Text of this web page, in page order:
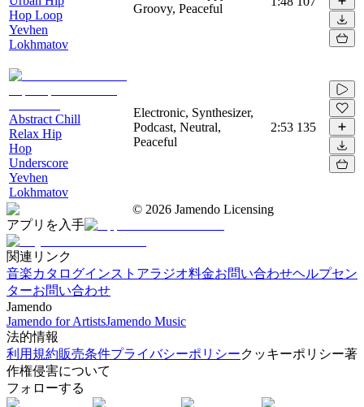
Hop Loop
Yevhen
Lokhmatov
Groovy, Peaceful
Abstract Chill
Relax Hip
Hop
Underscore
Yevhen
Lokhmatov
Electronic, Synthesizer,
Podcast, Neutral,
Peaceful
2:53 135
© 2026 Jamendo Licensing
アプリを入手
関連リンク
音楽カタログインストアラジオ料金お問い合わせヘルプセン
ターお問い合わせ
Jamendo
Jamendo for ArtistsJamendo Music
法的情報
利用規約販売条件プライバシーポリシークッキーポリシー著
作権侵害について
フォローする